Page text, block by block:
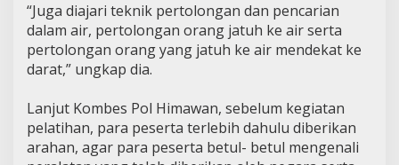
“Juga diajari teknik pertolongan dan pencarian
dalam air, pertolongan orang jatuh ke air serta
pertolongan orang yang jatuh ke air mendekat ke
darat,” ungkap dia.
Lanjut Kombes Pol Himawan, sebelum kegiatan
pelatihan, para peserta terlebih dahulu diberikan
arahan, agar para peserta betul- betul mengenali